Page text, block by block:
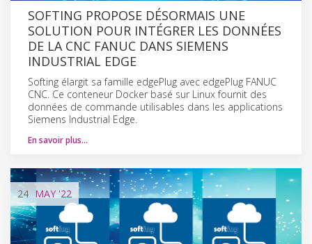
SOFTING PROPOSE DÉSORMAIS UNE
SOLUTION POUR INTÉGRER LES DONNÉES
DE LA CNC FANUC DANS SIEMENS
INDUSTRIAL EDGE
Softing élargit sa famille edgePlug avec edgePlug FANUC
CNC. Ce conteneur Docker basé sur Linux fournit des
données de commande utilisables dans les applications
Siemens Industrial Edge.
En savoir plus…
24 MAY'22